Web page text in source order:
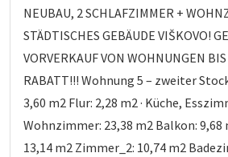
NEUBAU, 2 SCHLAFZIMMER +
STÄDTISCHES GEBÄUDE VIŠKOVO!
VORVERKAUF VON WOHNUNGEN
RABATT!!! Wohnung 5 – zweiter
3,60 m2 Flur: 2,28 m2 · Küche,
Wohnzimmer: 23,38 m2 Balkon: 9,68
13,14 m2 Zimmer_2: 10,74 m2